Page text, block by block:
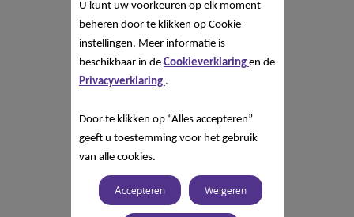
U kunt uw voorkeuren op elk moment
beheren door te klikken op Cookie-
instellingen. Meer informatie is
beschikbaar in de Cookieverklaring en de
Privacyverklaring .
Door te klikken op “Alles accepteren”
geeft u toestemming voor het gebruik
van alle cookies.
Accepteren Weigeren